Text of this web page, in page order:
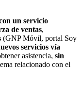
un servicio
de ventas,
(GNP Móvil, portal Soy
servicios vía
asistencia, sin
relacionado con el